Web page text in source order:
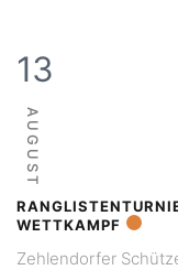
13
AUGUST
WETTKAMPF
Zehlendorfer